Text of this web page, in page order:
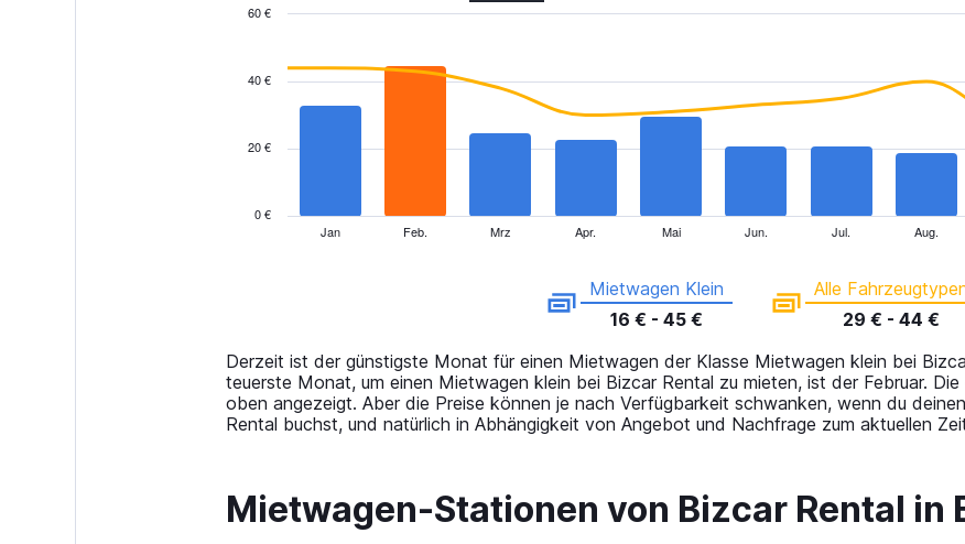
has
14
categories.
The
chart
axis
displaying
Jan Feb. Mrz Apr. Mai Jun. Jul. Aug.
0 €
20 €
40 €
60 €
Mietwagen Klein
16 € - 45 €
Alle
29 € - 44 €
Derzeit ist der günstigste Monat für einen Mietwagen der Klasse Mietwagen klein bei
teuerste Monat, um einen Mietwagen klein bei Bizcar Rental zu mieten, ist der Februar.
oben angezeigt. Aber die Preise können je nach Verfügbarkeit schwanken, wenn du
Rental buchst, und natürlich in Abhängigkeit von Angebot und Nachfrage zum aktuellen
Mietwagen-Stationen von Bizcar Rental in